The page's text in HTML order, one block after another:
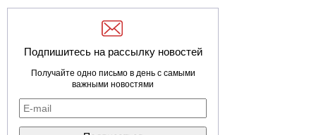
Подпишитесь на рассылку новостей
Получайте одно письмо в день с самыми
важными новостями